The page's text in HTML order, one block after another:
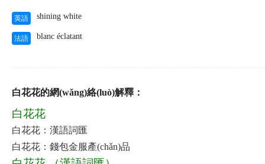
英語 shining white
法語 blanc éclatant
白花花的網(wǎng)絡(luò)解釋：
白花花
白花花：漢語詞匯
白花花：錢包金服產(chǎn)品